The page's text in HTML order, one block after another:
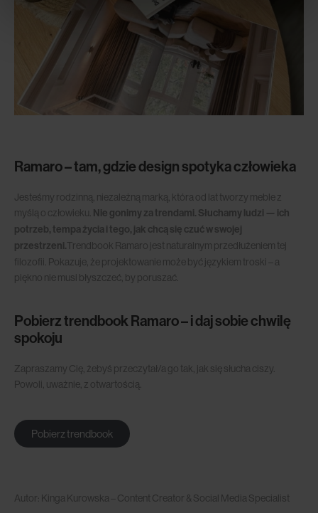
Ramaro – tam, gdzie design spotyka człowieka
Jesteśmy rodzinną, niezależną marką, która od lat tworzy meble z
myślą o człowieku. Nie gonimy za trendami. Słuchamy ludzi — ich
potrzeb, tempa życia i tego, jak chcą się czuć w swojej
przestrzeni.Trendbook Ramaro jest naturalnym przedłużeniem tej
filozofii. Pokazuje, że projektowanie może być językiem troski – a
piękno nie musi błyszczeć, by poruszać.
Pobierz trendbook Ramaro – i daj sobie chwilę
spokoju
Zapraszamy Cię, żebyś przeczytał/a go tak, jak się słucha ciszy.
Powoli, uważnie, z otwartością.
Pobierz trendbook
Autor: Kinga Kurowska – Content Creator & Social Media Specialist